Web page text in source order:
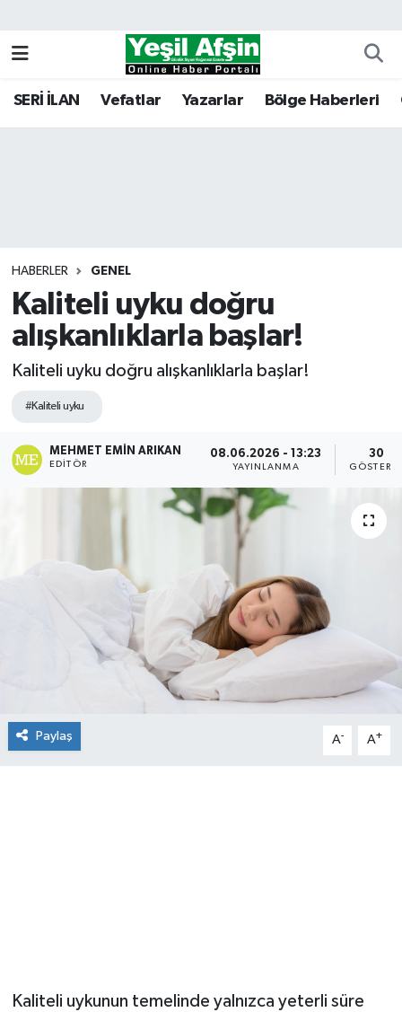
SERİ İLAN Vefatlar Yazarlar Bölge Haberleri
HABERLER GENEL
Kaliteli uyku doğru
alışkanlıklarla başlar!
Kaliteli uyku doğru alışkanlıklarla başlar!
#Kaliteli uyku
MEHMET EMIN ARIKAN
EDITÖR
08.06.2026 - 13:23
YAYINLANMA
30
Paylaş A- A+
Kaliteli uykunun temelinde yalnızca yeterli süre
Kahramanmaraş Nöbetçi Eczaneler
Tüm Manşetler
Son Dakika Haberleri